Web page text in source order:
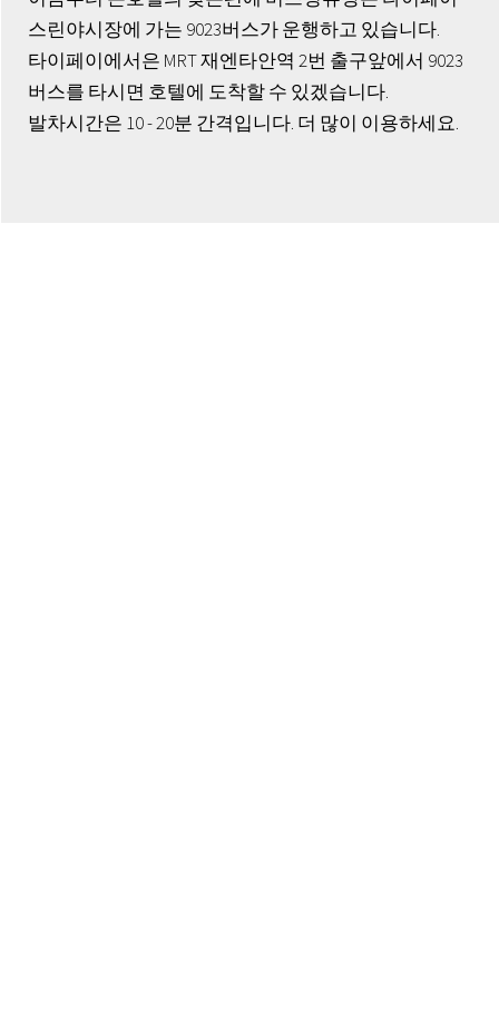
스린야시장에 가는 9023버스가 운행하고 있습니다.
타이페이에서은 MRT 재엔타안역 2번 출구앞에서 9023
버스를 타시면 호텔에 도착할 수 있겠습니다.
발차시간은 10 - 20분 간격입니다. 더 많이 이용하세요.